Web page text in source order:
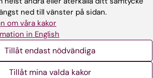
Eriksson G, von Koch L,
Activities in Daily Living:
of a new client-centred ADL
for persons with stroke,Scand
. Published online: 09 Dec 2020.
10.1080/
ned till vänster på sidan.
om våra kakor
in English
Tillåt endast nödvändiga
Tillåt mina valda kakor